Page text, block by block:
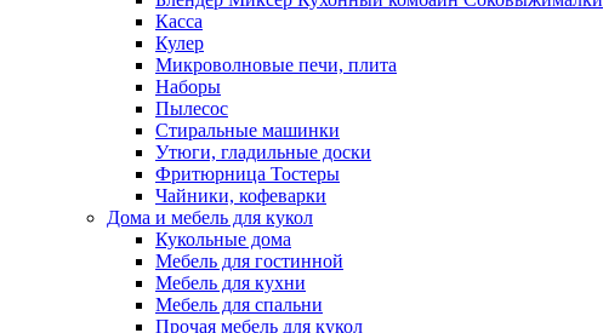
Касса
Кулер
Микроволновые печи, плита
Наборы
Пылесос
Стиральные машинки
Утюги, гладильные доски
Фритюрница Тостеры
Чайники, кофеварки
Дома и мебель для кукол
Кукольные дома
Мебель для гостинной
Мебель для кухни
Мебель для спальни
Прочая мебель для кукол